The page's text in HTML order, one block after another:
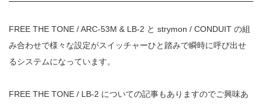
FREE THE TONE / ARC-53M & LB-2 と strymon / CONDUIT の組
み合わせで様々な設定がスイッチャーひと踏みで瞬時に呼び出せ
るシステムになっています。
FREE THE TONE / LB-2 についての記事もありますのでご興味あ